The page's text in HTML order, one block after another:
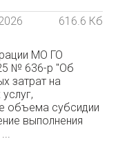
616.6 Кб
МО ГО
№ 636-р "Об
затрат на
объема субсидии
выполнения